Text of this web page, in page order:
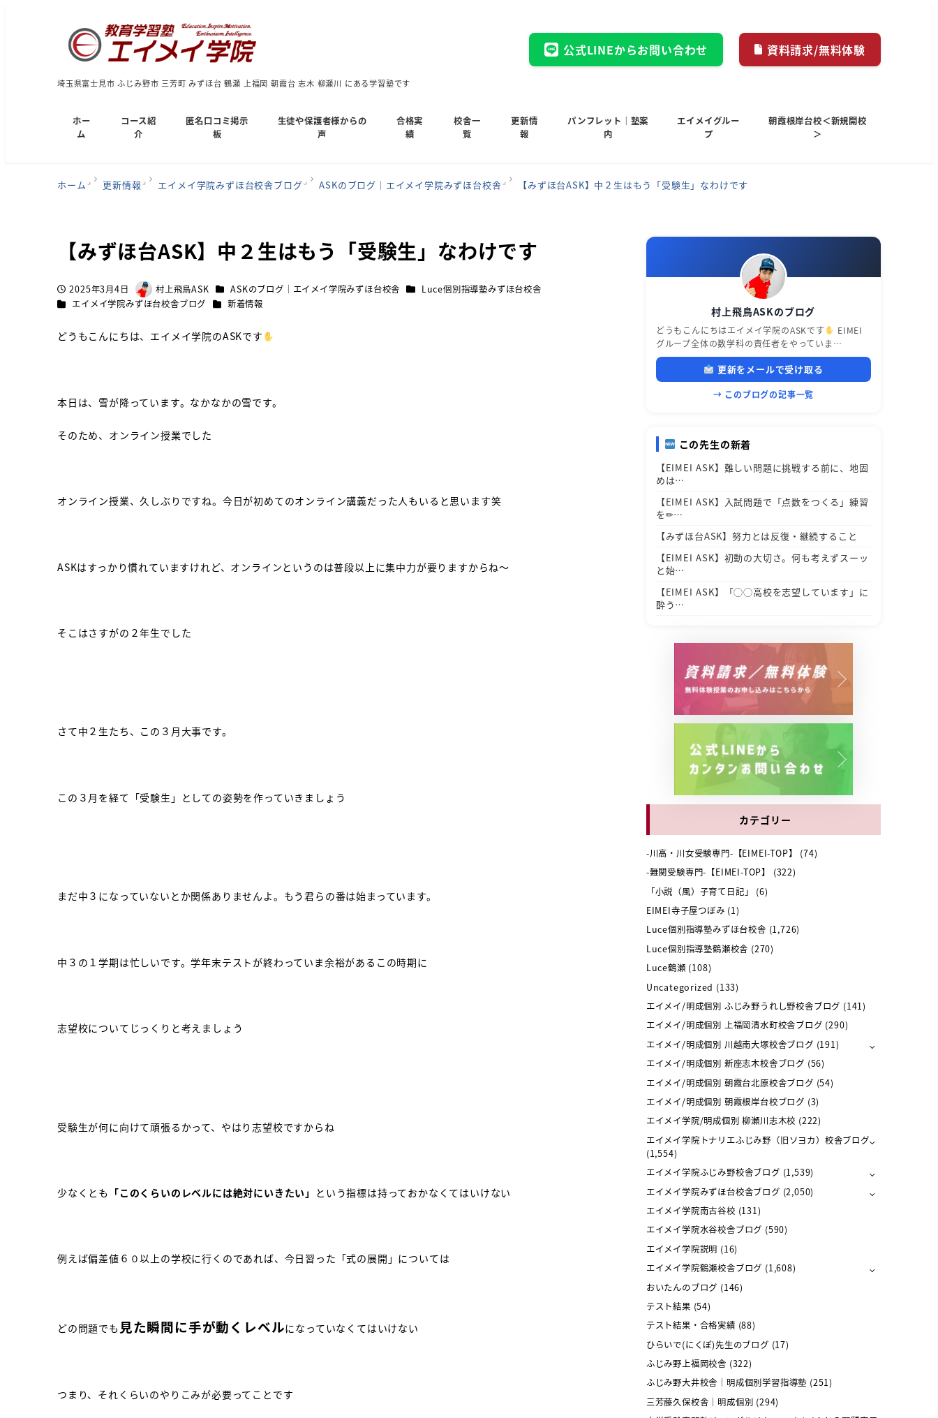
埼玉県富士見市 ふじみ野市 三芳町 みずほ台 鶴瀬 上福岡 朝霞台 志木 柳瀬川 にある学習塾です
公式LINEからお問い合わせ 資料請求/無料体験
ホー
ム
コース紹
介
匿名口コミ掲示
板
生徒や保護者様からの
声
合格実
績
校舎一
覧
更新情
報
パンフレット｜塾案
内
エイメイグルー
プ
朝霞根岸台校＜新規開校
＞
ホーム 更新情報 エイメイ学院みずほ台校舎ブログ ASKのブログ｜エイメイ学院みずほ台校舎 【みずほ台ASK】中２生はもう「受験生」なわけです
【みずほ台ASK】中２生はもう「受験生」なわけです
投稿日2025年3月4日
著
者
村上飛鳥ASK カテゴリー
ASKのブログ｜エイメイ学院みずほ台校舎 カテゴリー
Luce個別指導塾みずほ台校舎
カテゴリー
エイメイ学院みずほ台校舎ブログ カテゴリー
新着情報
どうもこんにちは、エイメイ学院のASKです
本日は、雪が降っています。なかなかの雪です。
そのため、オンライン授業でした
オンライン授業、久しぶりですね。今日が初めてのオンライン講義だった人もいると思います笑
ASKはすっかり慣れていますけれど、オンラインというのは普段以上に集中力が要りますからね～
そこはさすがの２年生でした
さて中２生たち、この３月大事です。
この３月を経て「受験生」としての姿勢を作っていきましょう
まだ中３になっていないとか関係ありませんよ。もう君らの番は始まっています。
中３の１学期は忙しいです。学年末テストが終わっていま余裕があるこの時期に
志望校についてじっくりと考えましょう
受験生が何に向けて頑張るかって、やはり志望校ですからね
少なくとも 「このくらいのレベルには絶対にいきたい」 という指標は持っておかなくてはいけない
例えば偏差値６０以上の学校に行くのであれば、今日習った「式の展開」については
どの問題でも 見た瞬間に手が動くレベルになっていなくてはいけない
つまり、それくらいのやりこみが必要ってことです
村上飛鳥ASKのブログ
どうもこんにちはエイメイ学院のASKです
EIMEI
グループ全体の数学科の責任者をやっていま…
更新をメールで受け取る
→ このブログの記事一覧
この先生の新着
【EIMEI ASK】難しい問題に挑戦する前に、地固
めは…
【EIMEI ASK】入試問題で「点数をつくる」練習
を✏…
【みずほ台ASK】努力とは反復・継続すること
【EIMEI ASK】初動の大切さ。何も考えずスーッ
と始…
【EIMEI ASK】「◯◯高校を志望しています」に
酔う…
カテゴリー
-川高・川女受験専門-【EIMEI-TOP】
(74)
-難関受験専門-【EIMEI-TOP】
(322)
「小説（風）子育て日記」
(6)
EIMEI寺子屋つぼみ (1)
Luce個別指導塾みずほ台校舎 (1,726)
Luce個別指導塾鶴瀬校舎 (270)
Luce鶴瀬 (108)
Uncategorized (133)
エイメイ/明成個別 ふじみ野うれし野校舎ブログ (141)
エイメイ/明成個別 上福岡清水町校舎ブログ (290)
エイメイ/明成個別 川越南大塚校舎ブログ (191)
エイメイ/明成個別 新座志木校舎ブログ (56)
エイメイ/明成個別 朝霞台北原校舎ブログ (54)
エイメイ/明成個別 朝霞根岸台校ブログ (3)
エイメイ学院/明成個別 柳瀬川志木校 (222)
エイメイ学院トナリエふじみ野（旧ソヨカ）校舎ブログ
(1,554)
エイメイ学院ふじみ野校舎ブログ (1,539)
エイメイ学院みずほ台校舎ブログ (2,050)
エイメイ学院南古谷校 (131)
エイメイ学院水谷校舎ブログ (590)
エイメイ学院説明 (16)
エイメイ学院鶴瀬校舎ブログ (1,608)
おいたんのブログ (146)
テスト結果 (54)
テスト結果・合格実績 (88)
ひらいで(にくぽ)先生のブログ (17)
ふじみ野上福岡校舎 (322)
ふじみ野大井校舎｜明成個別学習指導塾 (251)
三芳藤久保校舎｜明成個別 (294)